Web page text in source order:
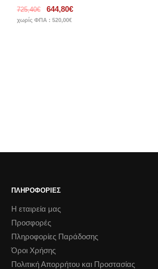
725,40€ 644,80€
χωρίς ΦΠΑ : 520,00€
ΠΛΗΡΟΦΟΡΙΕΣ
Η εταιρεία μας
Προσφορές
Πληροφορίες Παράδοσης
Όροι Χρήσης
Πολιτική Απορρήτου και Προστασίας